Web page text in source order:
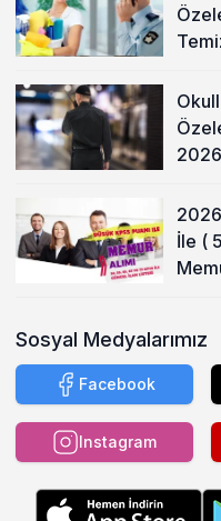
2026
İle (
Sosyal Medyalarımız
Facebook
Instagram